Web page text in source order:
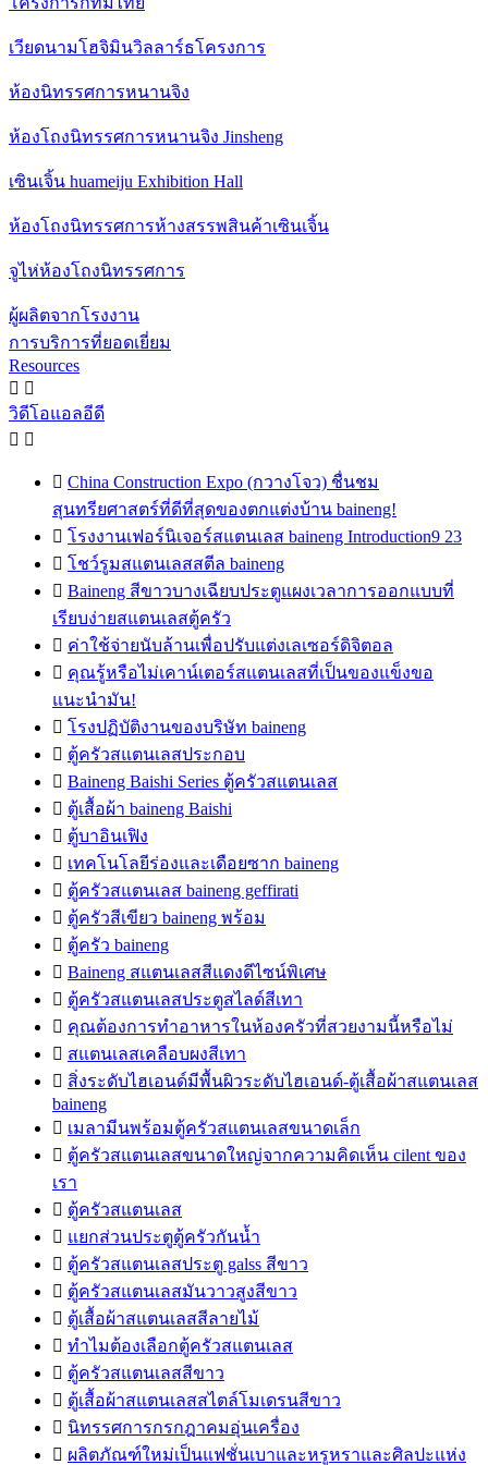
เวียดนามโฮจิมินวิลลาร์ธโครงการ
ห้องนิทรรศการหนานจิง
ห้องโถงนิทรรศการหนานจิง Jinsheng
เซินเจิ้น huameiju Exhibition Hall
ห้องโถงนิทรรศการห้างสรรพสินค้าเซินเจิ้น
จูไห่ห้องโถงนิทรรศการ
ผู้ผลิตจากโรงงาน
การบริการที่ยอดเยี่ยม
Resources
 
วิดีโอแอลอีดี
 
 China Construction Expo (กวางโจว) ชื่นชม
สุนทรียศาสตร์ที่ดีที่สุดของตกแต่งบ้าน baineng!
 โรงงานเฟอร์นิเจอร์สแตนเลส baineng Introduction9 23
 โชว์รูมสแตนเลสสตีล baineng
 Baineng สีขาวบางเฉียบประตูแผงเวลาการออกแบบที่
เรียบง่ายสแตนเลสตู้ครัว
 ค่าใช้จ่ายนับล้านเพื่อปรับแต่งเลเซอร์ดิจิตอล
 คุณรู้หรือไม่เคาน์เตอร์สแตนเลสที่เป็นของแข็งขอ
แนะนำมัน!
 โรงปฏิบัติงานของบริษัท baineng
 ตู้ครัวสแตนเลสประกอบ
 Baineng Baishi Series ตู้ครัวสแตนเลส
 ตู้เสื้อผ้า baineng Baishi
 ตู้บาอินเฟิง
 เทคโนโลยีร่องและเดือยซาก baineng
 ตู้ครัวสแตนเลส baineng geffirati
 ตู้ครัวสีเขียว baineng พร้อม
 ตู้ครัว baineng
 Baineng สแตนเลสสีแดงดีไซน์พิเศษ
 ตู้ครัวสแตนเลสประตูสไลด์สีเทา
 คุณต้องการทำอาหารในห้องครัวที่สวยงามนี้หรือไม่
 สแตนเลสเคลือบผงสีเทา
 สิ่งระดับไฮเอนด์มีพื้นผิวระดับไฮเอนด์-ตู้เสื้อผ้าสแตนเลส
baineng
 เมลามีนพร้อมตู้ครัวสแตนเลสขนาดเล็ก
 ตู้ครัวสแตนเลสขนาดใหญ่จากความคิดเห็น cilent ของ
เรา
 ตู้ครัวสแตนเลส
 แยกส่วนประตูตู้ครัวกันน้ำ
 ตู้ครัวสแตนเลสประตู galss สีขาว
 ตู้ครัวสแตนเลสมันวาวสูงสีขาว
 ตู้เสื้อผ้าสแตนเลสสีลายไม้
 ทำไมต้องเลือกตู้ครัวสแตนเลส
 ตู้ครัวสแตนเลสสีขาว
 ตู้เสื้อผ้าสแตนเลสสไตล์โมเดรนสีขาว
 นิทรรศการกรกฎาคมอุ่นเครื่อง
 ผลิตภัณฑ์ใหม่เป็นแฟชั่นเบาและหรูหราและศิลปะแห่ง